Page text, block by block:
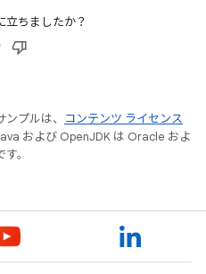
立ちましたか？
プルは、
コンテンツ ライセンス
および OpenJDK は Oracle およ
。